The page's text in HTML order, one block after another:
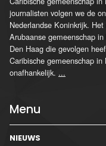
journalisten volgen we de
Nederlandse Koninkrijk.
Arubaanse gemeenschap
Den Haag die gevolgen
Caribische gemeenschap
onafhankelijk. ...
Menu
NIEUWS